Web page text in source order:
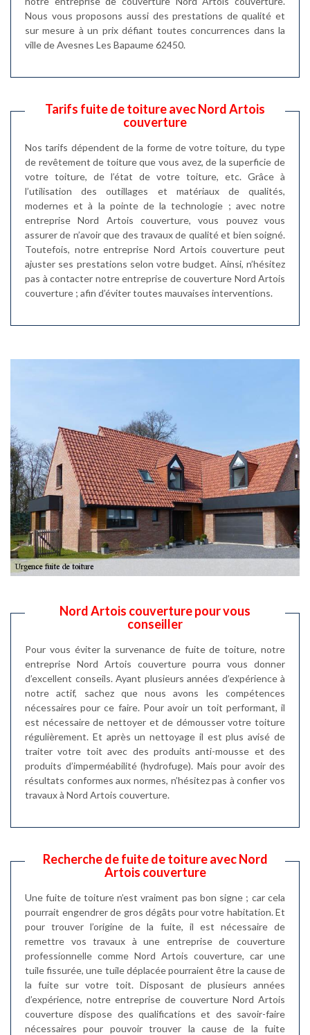
Nous vous proposons aussi des prestations de qualité et
sur mesure à un prix défiant toutes concurrences dans la
ville de Avesnes Les Bapaume 62450.
Tarifs fuite de toiture avec Nord Artois
couverture
Nos tarifs dépendent de la forme de votre toiture, du type
de revêtement de toiture que vous avez, de la superficie de
votre toiture, de l’état de votre toiture, etc. Grâce à
l’utilisation des outillages et matériaux de qualités,
modernes et à la pointe de la technologie ; avec notre
entreprise Nord Artois couverture, vous pouvez vous
assurer de n’avoir que des travaux de qualité et bien soigné.
Toutefois, notre entreprise Nord Artois couverture peut
ajuster ses prestations selon votre budget. Ainsi, n’hésitez
pas à contacter notre entreprise de couverture Nord Artois
couverture ; afin d’éviter toutes mauvaises interventions.
Nord Artois couverture pour vous
conseiller
Pour vous éviter la survenance de fuite de toiture, notre
entreprise Nord Artois couverture pourra vous donner
d’excellent conseils. Ayant plusieurs années d’expérience à
notre actif, sachez que nous avons les compétences
nécessaires pour ce faire. Pour avoir un toit performant, il
est nécessaire de nettoyer et de démousser votre toiture
régulièrement. Et après un nettoyage il est plus avisé de
traiter votre toit avec des produits anti-mousse et des
produits d’imperméabilité (hydrofuge). Mais pour avoir des
résultats conformes aux normes, n’hésitez pas à confier vos
travaux à Nord Artois couverture.
Recherche de fuite de toiture avec Nord
Artois couverture
Une fuite de toiture n’est vraiment pas bon signe ; car cela
pourrait engendrer de gros dégâts pour votre habitation. Et
pour trouver l’origine de la fuite, il est nécessaire de
remettre vos travaux à une entreprise de couverture
professionnelle comme Nord Artois couverture, car une
tuile fissurée, une tuile déplacée pourraient être la cause de
la fuite sur votre toit. Disposant de plusieurs années
d’expérience, notre entreprise de couverture Nord Artois
couverture dispose des qualifications et des savoir-faire
nécessaires pour pouvoir trouver la cause de la fuite